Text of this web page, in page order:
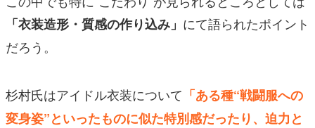
「衣装造形・質感の作り込み」 にて語られたポイント
だろう。
杉村氏はアイドル衣装について 「ある種“戦闘服への
変身姿”といったものに似た特別感だったり、迫力と